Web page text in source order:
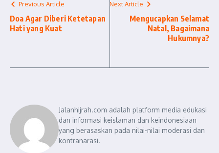
Previous Article
Doa Agar Diberi Ketetapan
Hati yang Kuat
Next Article
Mengucapkan Selamat
Natal, Bagaimana
Hukumnya?
Jalanhijrah.com adalah platform media edukasi
dan informasi keislaman dan keindonesiaan
yang berasaskan pada nilai-nilai moderasi dan
kontranarasi.